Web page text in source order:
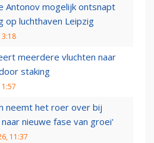
Antonov mogelijk ontsnapt
op luchthaven Leipzig
meerdere vluchten naar
staking
neemt het roer over bij
nieuwe fase van groei'
11:37